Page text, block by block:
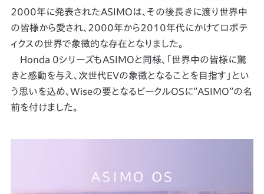
2000年に発表されたASIMOは、その後長きに渡り世界中
の皆様から愛され、2000年から2010年代にかけてロボテ
ィクスの世界で象徴的な存在となりました。
Honda 0シリーズもASIMOと同様、「世界中の皆様に驚
きと感動を与え、次世代EVの象徴となることを目指す」とい
う思いを込め、Wiseの要となるビークルOSに”ASIMO”の名
前を付けました。